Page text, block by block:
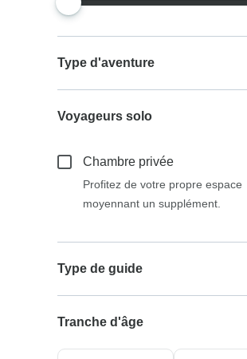
Type d'aventure
Voyageurs solo
Chambre privée
Profitez de votre propre espace
moyennant un supplément.
Type de guide
Tranche d'âge